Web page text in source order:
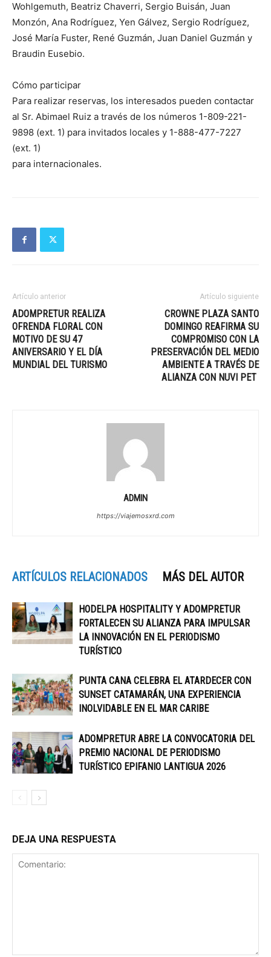
Wohlgemuth, Beatriz Chaverri, Sergio Buisán, Juan
Monzón, Ana Rodríguez, Yen Gálvez, Sergio Rodríguez,
José María Fuster, René Guzmán, Juan Daniel Guzmán y
Braudin Eusebio.
Cómo participar
Para realizar reservas, los interesados pueden contactar
al Sr. Abimael Ruiz a través de los números 1-809-221-
9898 (ext. 1) para invitados locales y 1-888-477-7227
(ext. 1)
para internacionales.
Artículo anterior
ADOMPRETUR REALIZA
OFRENDA FLORAL CON
MOTIVO DE SU 47
ANIVERSARIO Y EL DÍA
MUNDIAL DEL TURISMO
Artículo siguiente
CROWNE PLAZA SANTO
DOMINGO REAFIRMA SU
COMPROMISO CON LA
PRESERVACIÓN DEL MEDIO
AMBIENTE A TRAVÉS DE
ALIANZA CON NUVI PET
ADMIN
https://viajemosxrd.com
ARTÍCULOS RELACIONADOS MÁS DEL AUTOR
HODELPA HOSPITALITY Y ADOMPRETUR
FORTALECEN SU ALIANZA PARA IMPULSAR
LA INNOVACIÓN EN EL PERIODISMO
TURÍSTICO
PUNTA CANA CELEBRA EL ATARDECER CON
SUNSET CATAMARÁN, UNA EXPERIENCIA
INOLVIDABLE EN EL MAR CARIBE
ADOMPRETUR ABRE LA CONVOCATORIA DEL
PREMIO NACIONAL DE PERIODISMO
TURÍSTICO EPIFANIO LANTIGUA 2026
DEJA UNA RESPUESTA